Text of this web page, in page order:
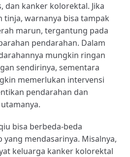
dan kanker kolorektal. Jika
warnanya bisa tampak
marun, tergantung pada
pendarahan. Dalam
mungkin ringan
sendirinya, sementara
memerlukan intervensi
pendarahan dan
bisa berbeda-beda
mendasarinya. Misalnya,
keluarga kanker kolorektal